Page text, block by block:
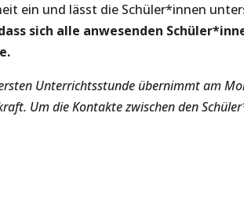
ein und lässt die Schüler*innen
sich alle anwesenden
Unterrichtsstunde übernimmt am
Um die Kontakte zwischen den